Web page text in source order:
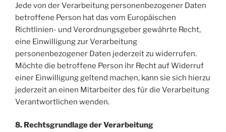
Jede von der Verarbeitung personenbezogener Daten
betroffene Person hat das vom Europäischen
Richtlinien- und Verordnungsgeber gewährte Recht,
eine Einwilligung zur Verarbeitung
personenbezogener Daten jederzeit zu widerrufen.
Möchte die betroffene Person ihr Recht auf Widerruf
einer Einwilligung geltend machen, kann sie sich hierzu
jederzeit an einen Mitarbeiter des für die Verarbeitung
Verantwortlichen wenden.
8. Rechtsgrundlage der Verarbeitung